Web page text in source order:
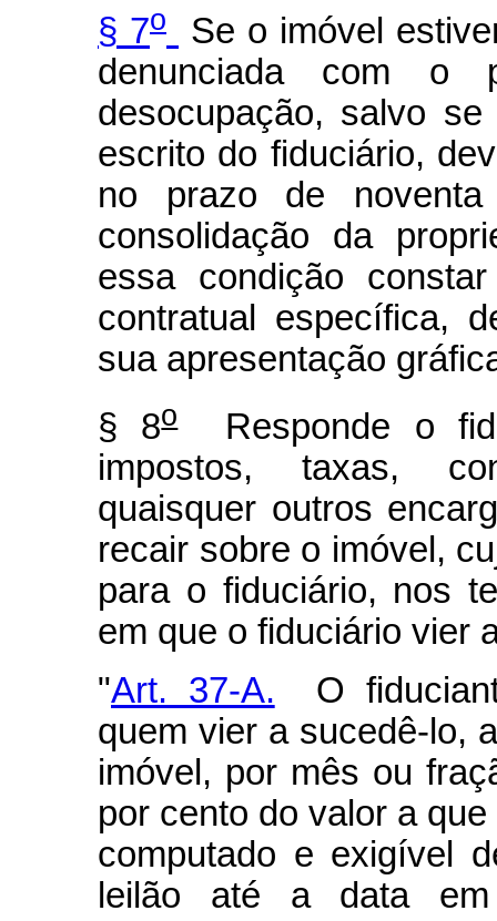
§ 7o
Se o imóvel
denunciada com o
desocupação, salvo
escrito do fiduciário,
no prazo de
consolidação da
essa condição
contratual específica,
sua apresentação
§ 8oResponde o
impostos, taxas,
quaisquer outros
recair sobre o imóvel,
para o fiduciário, nos
em que o fiduciário vier
"Art. 37-A. O
quem vier a sucedê-lo,
imóvel, por mês ou
por cento do valor a
computado e exigível
leilão até a data